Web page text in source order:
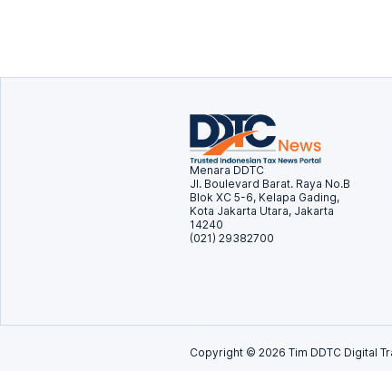
Menara DDTC
Jl. Boulevard Barat. Raya No.B
Blok XC 5-6, Kelapa Gading,
Kota Jakarta Utara, Jakarta
14240
(021) 29382700
Copyright © 2026 Tim DDTC Digital